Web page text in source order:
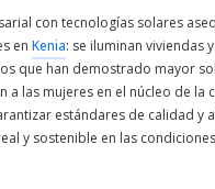
con tecnologías solares
en Kenia: se iluminan viviendas
que han demostrado mayor
a las mujeres en el núcleo de
estándares de calidad y
y sostenible en las